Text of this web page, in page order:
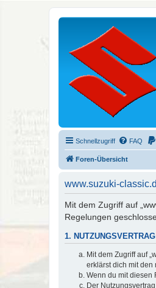
Schnellzugriff FAQ
Foren-Übersicht
www.suzuki-
Mit dem Zugriff auf
Regelungen
1. NUTZUNGSVERTRAG
Mit dem Zugriff auf
erklärst dich mit
Wenn du mit diesen
Der